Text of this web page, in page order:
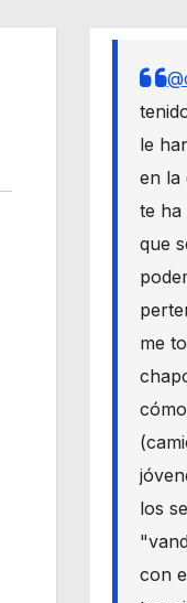
le
en la
te ha
que
me
los
con